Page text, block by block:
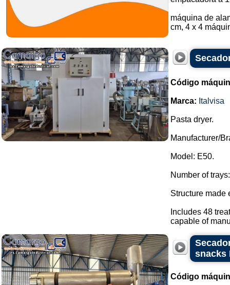
máquina de
cm, 4 x 4
Código
Marca: Italvisa
Pasta dryer.
Manufacturer/
Model: E50.
Number of
Structure made
Includes 48
capable of
snacks
Código